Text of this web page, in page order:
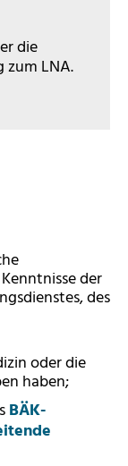
die
zum LNA.
der
des
oder die
haben;
BÄK-